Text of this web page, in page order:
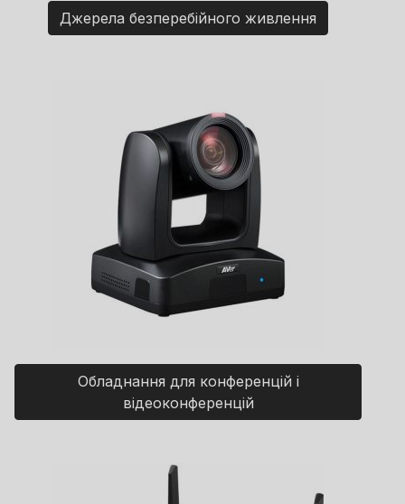
Джерела безперебійного живлення
Обладнання для конференцій і
відеоконференцій